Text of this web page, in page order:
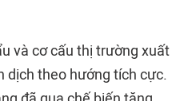
và cơ cấu thị trường xuất
dịch theo hướng tích cực.